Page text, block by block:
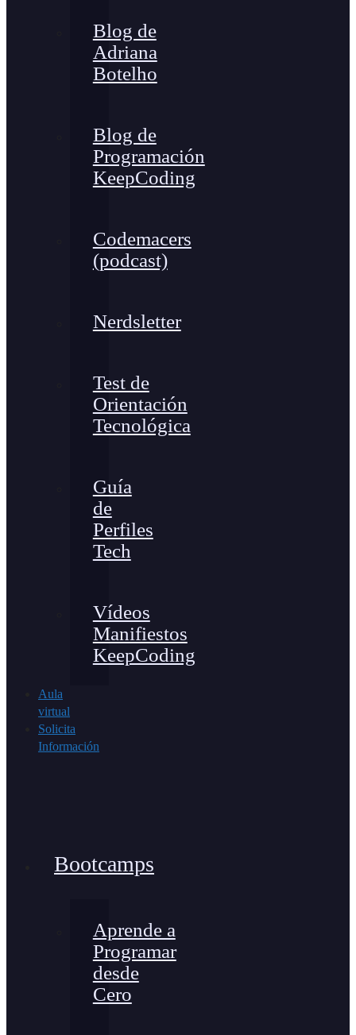
Blog de
Adriana
Botelho
Blog de
Programación
KeepCoding
Codemacers
(podcast)
Nerdsletter
Test de
Orientación
Tecnológica
Guía
de
Perfiles
Tech
Vídeos
Manifiestos
KeepCoding
Aula
virtual
Solicita
Información
Bootcamps
Aprende a
Programar
desde
Cero